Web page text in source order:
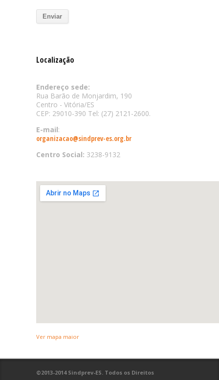
Localização
Endereço sede:
Rua Barão de Monjardim, 190
Centro - Vitória/ES
CEP: 29010-390 Tel: (27) 2121-2600.
E-mail:
organizacao@sindprev-es.org.br
Centro Social: 3238-9132
Ver mapa maior
©2013-2014 Sindprev-ES. Todos os Direitos